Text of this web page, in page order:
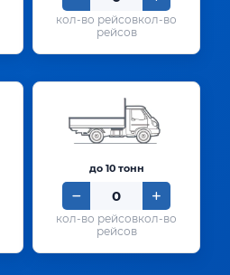
кол-во
рейсов
до 10 тонн
кол-во
рейсов